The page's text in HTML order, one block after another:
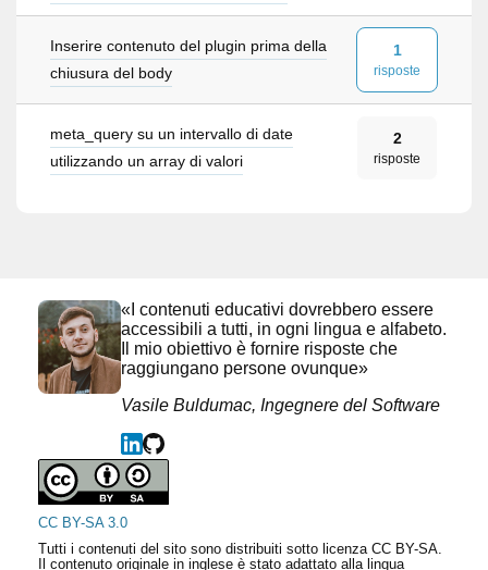
Inserire contenuto del plugin prima della
chiusura del body
1
risposte
meta_query su un intervallo di date
utilizzando un array di valori
2
risposte
«I contenuti educativi dovrebbero essere
accessibili a tutti, in ogni lingua e alfabeto.
Il mio obiettivo è fornire risposte che
raggiungano persone ovunque»
Vasile Buldumac, Ingegnere del Software
CC BY-SA 3.0
Tutti i contenuti del sito sono distribuiti sotto licenza CC BY-SA.
Il contenuto originale in inglese è stato adattato alla lingua